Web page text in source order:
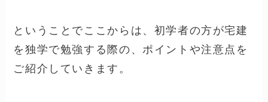
ということでここからは、初学者の方が宅建
を独学で勉強する際の、ポイントや注意点を
ご紹介していきます。